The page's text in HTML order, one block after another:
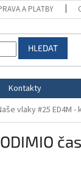
A PLATBY
HLEDAT
Kontakty
vlaky #25 ED4M